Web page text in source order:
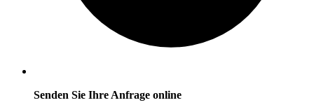
Senden Sie Ihre Anfrage online